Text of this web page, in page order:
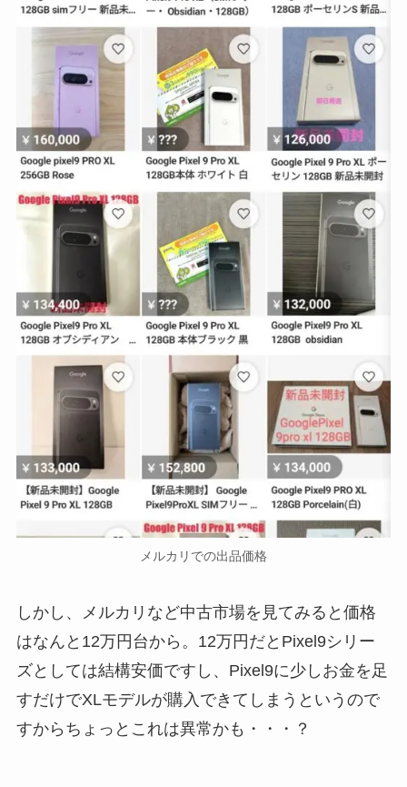
メルカリでの出品価格
しかし、メルカリなど中古市場を見てみると価格
はなんと12万円台から。12万円だとPixel9シリー
ズとしては結構安価ですし、Pixel9に少しお金を足
すだけでXLモデルが購入できてしまうというので
すからちょっとこれは異常かも・・・？